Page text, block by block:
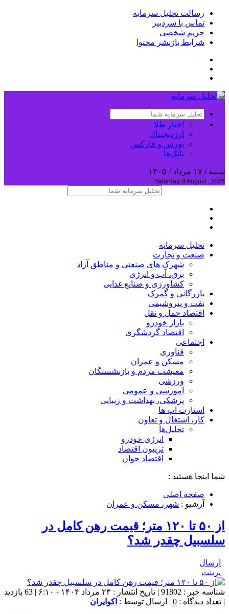
رسالت تحلیل سرمایه
تماس با سردبیر
حریم شخصی
شرایط بازنشر محتوا
اخبار طلا
ارزدیجیتال
بورس و فارکس
بانک‌ها
شنبه / ۱۷ مرداد / ۱۴۰۵
Saturday, 8 August , 2026
تحلیل‌ سرمایه
صنعت و تجارت
شهرک های صنعتی و مناطق آزاد
برق، آب و انرژی
کشاورزی و صنایع غذایی
بازرگانی و گمرک
نفت و پتروشیمی
اقتصاد حمل و نقل
بازار خودرو
اقتصاد گردشگری
اجتماعی
فناوری
مسکن و عمران
معیشت مردم و بازنشستگان
ورزشی
آموزشی و عمومی
پزشکی، بهداشت و زیبایی
استارت اپ ها
کار، اشتغال و تعاون
تحلیل‌ها
انرژی خودرو
تریبون اقتصاد
اقتصاد جوان
شما اینجا هستید :
صفحه اصلی
آرشیو : شهر، مسکن و عمران
از ۵۰ تا ۱۲۰ متر؛ قیمت رهن کامل در
سلسبیل چقدر شد؟
ارسال
پرینت
شناسه خبر : 91802 | تاریخ انتشار : ۲۳ مرداد ۱۴۰۴ - ۶:۱۰ | 63 بازدید
| تعداد دیدگاه : 0 | ارسال توسط : اکوایران